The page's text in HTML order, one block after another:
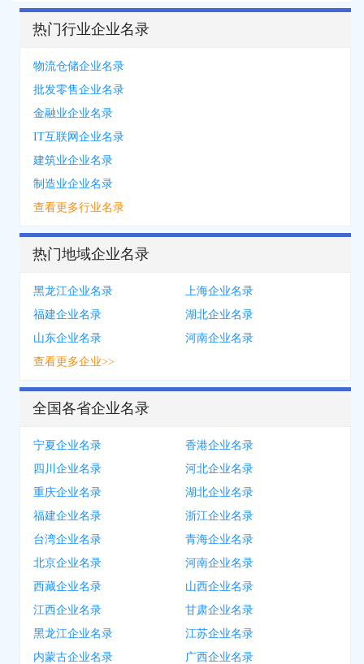
热门行业企业名录
物流仓储企业名录
批发零售企业名录
金融业企业名录
IT互联网企业名录
建筑业企业名录
制造业企业名录
查看更多行业名录
热门地域企业名录
黑龙江企业名录
上海企业名录
福建企业名录
湖北企业名录
山东企业名录
河南企业名录
查看更多企业>>
全国各省企业名录
宁夏企业名录
香港企业名录
四川企业名录
河北企业名录
重庆企业名录
湖北企业名录
福建企业名录
浙江企业名录
台湾企业名录
青海企业名录
北京企业名录
河南企业名录
西藏企业名录
山西企业名录
江西企业名录
甘肃企业名录
黑龙江企业名录
江苏企业名录
内蒙古企业名录
广西企业名录